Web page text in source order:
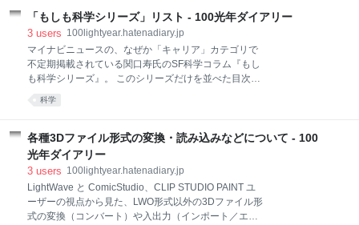
えである。 Maximilian Dörrbecker (Chumwa), Public
domain, via Wik
電気エネルギー、運動エネルギーなど、エネルギーと
いうのは様々な種類があるが、すべて最終的には熱と
なる（エントロピー増大の法則；熱力学第2法則）。
そして、その総量は変わらない（エネルギー保存の法
則；熱力学第1法則）。 たとえば地球の場合、地球全
エネルギーの約3割は宇宙へ反射され、残りの約7割が
の後に赤外線として宇宙へ放射されている（天気予報
で聞く「放射冷却」というのは、この地球放射のせ
い）。つまり地球が受け
「もしも科学シリーズ」リスト - 100光年ダイアリー
3 users 100lightyear.hatenadiary.jp
マイナビニュースの、なぜか「キャリア」カテゴリで
不定期掲載されている関口寿氏のSF科学コラム『もし
も科学シリーズ』。 このシリーズだけを並べた目次ペ
ージがサイトのどこにも見当たらず、記事検索では綺
麗な順に並ばず、バックナンバーページでは他の無関
い一覧をまとめておく。適宜更新予定。 もしも科学シ
リーズ(1)：不明 もしも科学シリーズ(2)：もしも海が
淡水だったら もしも科学シリーズ(3)：もしも空気の成
科学シリーズ(5)：もしも可聴範囲が広がったら もしも
科学シリーズ(6)：もしも可視領域が広がったら もしも
科学シリーズ(7)：もしも火星で暮らすなら もしも科学
科学
各種3Dファイル形式の変換・読み込みなどについて - 100
光年ダイアリー
3 users 100lightyear.hatenadiary.jp
LightWave と ComicStudio、CLIP STUDIO PAINT ユ
ーザーの視点から見た、LWO形式以外の3Dファイル形
式の変換（コンバート）や入出力（インポート／エク